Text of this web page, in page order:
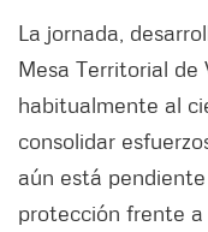
La jornada,
Mesa Territorial de
habitualmente al
consolidar
aún está
protección frente a